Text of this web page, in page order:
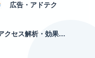
広告・アドテク
アクセス解析・効果測定